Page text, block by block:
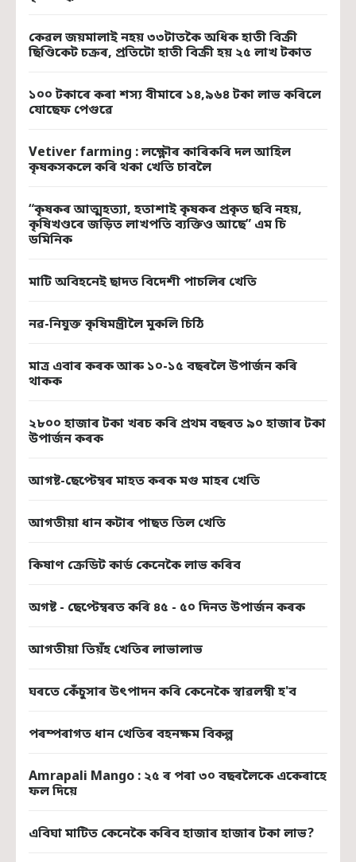
কেৱল জয়মালাই নহয় ৩৩টাতকৈ অধিক হাতী বিক্ৰী
ছিণ্ডিকেট চক্ৰৰ, প্ৰতিটো হাতী বিক্ৰী হয় ২৫ লাখ টকাত
১০০ টকাৰে কৰা শস্য বীমাৰে ১৪,৯৬৪ টকা লাভ কৰিলে
যোছেফ পেগুৱে
Vetiver farming : লক্ষ্ণৌৰ কাৰিকৰি দল আহিল
কৃষকসকলে কৰি থকা খেতি চাবলৈ
“কৃষকৰ আত্মহত্যা, হতাশাই কৃষকৰ প্ৰকৃত ছবি নহয়,
কৃষিখণ্ডৰে জড়িত লাখপতি ব্যক্তিও আছে” এম চি
ডমিনিক
মাটি অবিহনেই ছাদত বিদেশী পাচলিৰ খেতি
নৱ-নিযুক্ত কৃষিমন্ত্ৰীলৈ মুকলি চিঠি
মাত্ৰ এবাৰ কৰক আৰু ১০-১৫ বছৰলৈ উপাৰ্জন কৰি
থাকক
২৮০০ হাজাৰ টকা খৰচ কৰি প্ৰথম বছৰত ৯০ হাজাৰ টকা
উপাৰ্জন কৰক
আগষ্ট-ছেপ্টেম্বৰ মাহত কৰক মগু মাহৰ খেতি
আগতীয়া ধান কটাৰ পাছত তিল খেতি
কিষাণ ক্ৰেডিট কাৰ্ড কেনেকৈ লাভ কৰিব
অগষ্ট - ছেপ্টেম্বৰত কৰি ৪৫ - ৫০ দিনত উপাৰ্জন কৰক
আগতীয়া তিয়ঁহ খেতিৰ লাভালাভ
ঘৰতে কেঁচুসাৰ উৎপাদন কৰি কেনেকৈ স্বাৱলম্বী হ'ব
পৰম্পৰাগত ধান খেতিৰ বহনক্ষম বিকল্প
Amrapali Mango : ২৫ ৰ পৰা ৩০ বছৰলৈকে একেৰাহে
ফল দিয়ে
এবিঘা মাটিত কেনেকৈ কৰিব হাজাৰ হাজাৰ টকা লাভ?